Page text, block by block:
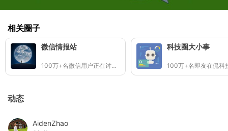
相关圈子
微信情报站
100万+名微信用户正在讨论绿色应用
科技圈大小事
动态
AidenZhao